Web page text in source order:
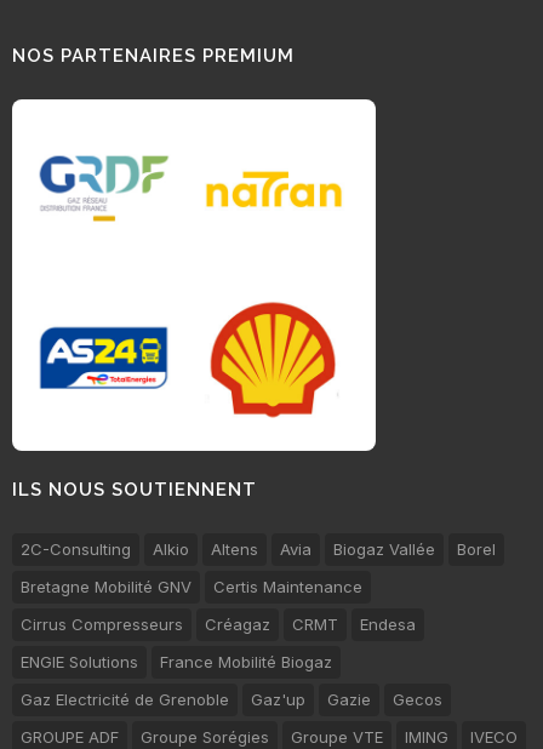
NOS PARTENAIRES PREMIUM
ILS NOUS SOUTIENNENT
2C-Consulting Alkio Altens Avia Biogaz Vallée
Borel
Bretagne Mobilité GNV
Certis Maintenance
Cirrus Compresseurs
Créagaz CRMT
Endesa
ENGIE Solutions
France Mobilité Biogaz
Gaz Electricité de Grenoble
Gaz'up Gazie
Gecos
GROUPE ADF
Groupe Sorégies Groupe VTE IMING IVECO